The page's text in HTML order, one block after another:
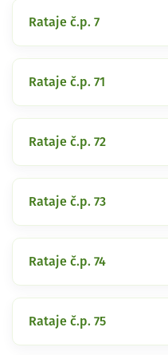
Rataje č.p. 7
Rataje č.p. 71
Rataje č.p. 72
Rataje č.p. 73
Rataje č.p. 74
Rataje č.p. 75